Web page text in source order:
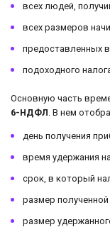
всех людей,
всех размеров
предоставленных
подоходного
Основную часть
6-НДФЛ. В нем
день получения
время удержания
срок, в который
размер
размер